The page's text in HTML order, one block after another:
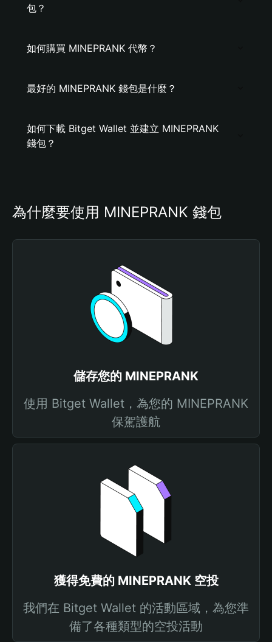
包？
如何購買 MINEPRANK 代幣？
最好的 MINEPRANK 錢包是什麼？
如何下載 Bitget Wallet 並建立 MINEPRANK
錢包？
為什麼要使用 MINEPRANK 錢包
儲存您的 MINEPRANK
使用 Bitget Wallet，為您的 MINEPRANK
保駕護航
獲得免費的 MINEPRANK 空投
我們在 Bitget Wallet 的活動區域，為您準
備了各種類型的空投活動